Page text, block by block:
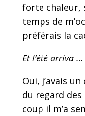
forte chaleur,
temps de
préférais la
Et l’été arriva
Oui, j’avais
du regard des
coup il m’a